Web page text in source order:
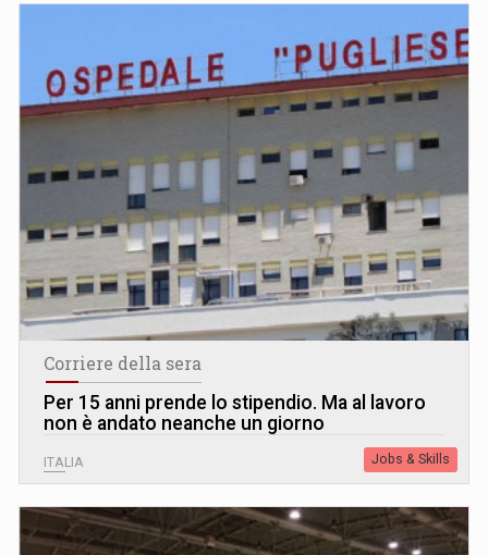
Corriere della sera
Per 15 anni prende lo stipendio. Ma al lavoro
non è andato neanche un giorno
ITALIA Jobs & Skills